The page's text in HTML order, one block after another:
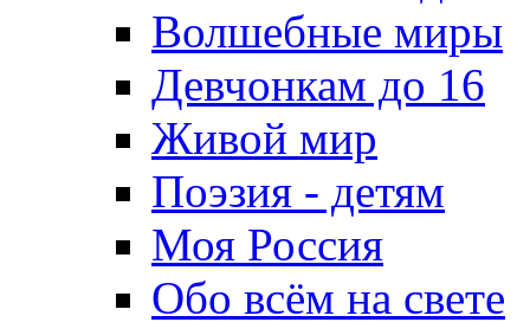
Волшебные миры
Девчонкам до 16
Живой мир
Поэзия - детям
Моя Россия
Обо всём на свете